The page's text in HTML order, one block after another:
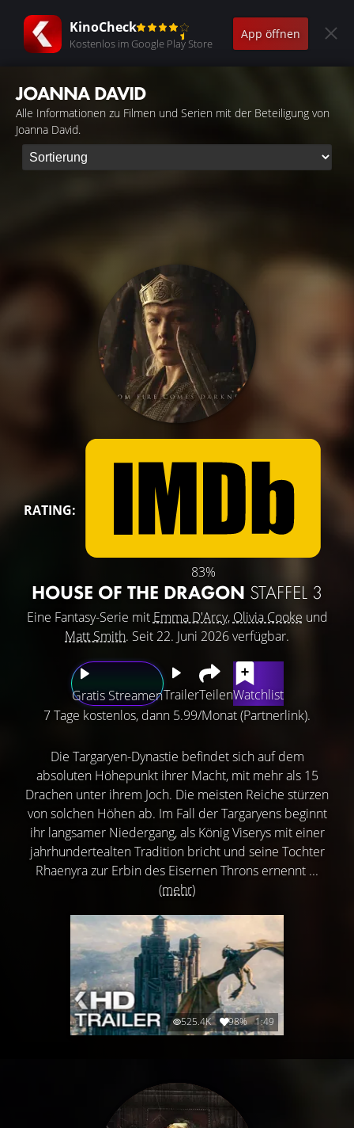
KinoCheck
Kostenlos im Google Play Store
App öffnen
JOANNA DAVID
Alle Informationen zu Filmen und Serien mit der Beteiligung von
Joanna David.
RATING:
83%
HOUSE OF THE DRAGON STAFFEL 3
Eine Fantasy-Serie mit Emma D'Arcy, Olivia Cooke und
Matt Smith. Seit 22. Juni 2026 verfügbar.
Gratis StreamenTrailerTeilenWatchlist
7 Tage kostenlos, dann 5.99/Monat (Partnerlink).
Die Targaryen-Dynastie befindet sich auf dem
absoluten Höhepunkt ihrer Macht, mit mehr als 15
Drachen unter ihrem Joch. Die meisten Reiche stürzen
von solchen Höhen ab. Im Fall der Targaryens beginnt
ihr langsamer Niedergang, als König Viserys mit einer
jahrhundertealten Tradition bricht und seine Tochter
Rhaenyra zur Erbin des Eisernen Throns ernennt ...
(mehr)
525.4K 98% 1:49